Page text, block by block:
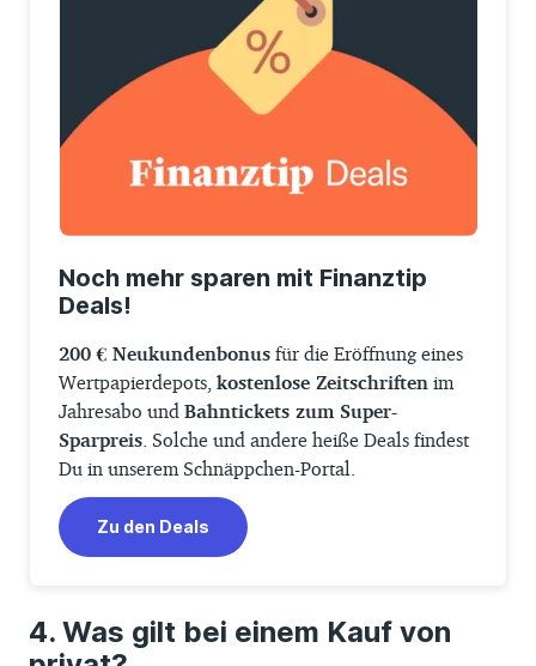
Noch mehr sparen mit Finanztip
Deals!
200 € Neukundenbonus für die Eröffnung eines
Wertpapierdepots, kostenlose Zeitschriften im
Jahresabo und Bahntickets zum Super-
Sparpreis. Solche und andere heiße Deals findest
Du in unserem Schnäppchen-Portal.
Zu den Deals
Was gilt bei einem Kauf von